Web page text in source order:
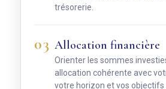
trésorerie.
03 Allocation financière
Orienter les sommes
allocation cohérente avec
votre horizon et vos objectifs